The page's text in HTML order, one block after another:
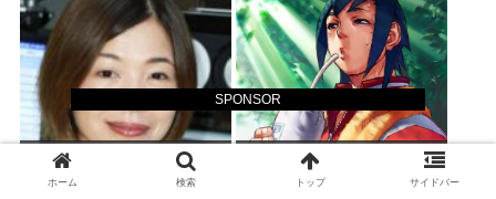
SPONSOR
55歳・大久保佳代子”現在の性
欲”について衝撃告白 「休みの日
とかそうだね、だいたい…」
CAPCOMで最もえっちしたいキ
ャラを思い浮かべてください
ホーム 検索 トップ サイドバー